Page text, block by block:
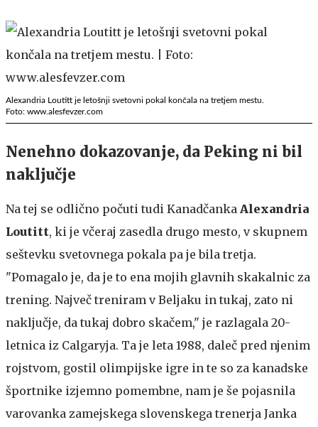
Alexandria Loutitt je letošnji svetovni pokal končala na tretjem mestu.
Foto: www.alesfevzer.com
Nenehno dokazovanje, da Peking ni bil
naključje
Na tej se odlično počuti tudi Kanadčanka Alexandria
Loutitt, ki je včeraj zasedla drugo mesto, v skupnem
seštevku svetovnega pokala pa je bila tretja.
"Pomagalo je, da je to ena mojih glavnih skakalnic za
trening. Največ treniram v Beljaku in tukaj, zato ni
naključje, da tukaj dobro skačem," je razlagala 20-
letnica iz Calgaryja. Ta je leta 1988, daleč pred njenim
rojstvom, gostil olimpijske igre in te so za kanadske
športnike izjemno pomembne, nam je še pojasnila
varovanka zamejskega slovenskega trenerja Janka